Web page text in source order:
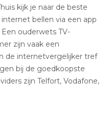
kijk je naar de beste
internet bellen via een app
ouderwets TV-
zijn vaak een
de internetvergelijker tref
bij de goedkoopste
zijn Telfort, Vodafone,